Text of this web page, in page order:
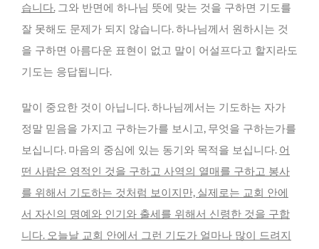
습니다.그와 반면에 하나님 뜻에 맞는 것을 구하면 기도를
잘 못해도 문제가 되지 않습니다. 하나님께서 원하시는 것
을 구하면 아름다운 표현이 없고 말이 어설프다고 할지라도
기도는 응답됩니다.
말이 중요한 것이 아닙니다. 하나님께서는 기도하는 자가
정말 믿음을 가지고 구하는가를 보시고, 무엇을 구하는가를
보십니다. 마음의 중심에 있는 동기와 목적을 보십니다. 어
떤 사람은 영적인 것을 구하고 사역의 열매를 구하고 봉사
를 위해서 기도하는 것처럼 보이지만, 실제로는 교회 안에
서 자신의 명예와 인기와 출세를 위해서 신령한 것을 구합
니다. 오늘날 교회 안에서 그런 기도가 얼마나 많이 드려지